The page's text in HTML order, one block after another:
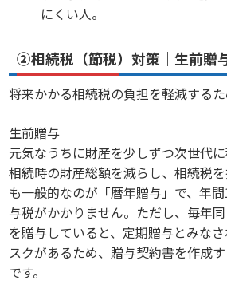
にくい人。
②相続税（節税）対策｜生前贈
将来かかる相続税の負担を軽減するた
生前贈与
元気なうちに財産を少しずつ次世代に
相続時の財産総額を減らし、相続税
も一般的なのが「暦年贈与」で、年
与税がかかりません。ただし、毎年
を贈与していると、定期贈与とみな
スクがあるため、贈与契約書を作成
です。